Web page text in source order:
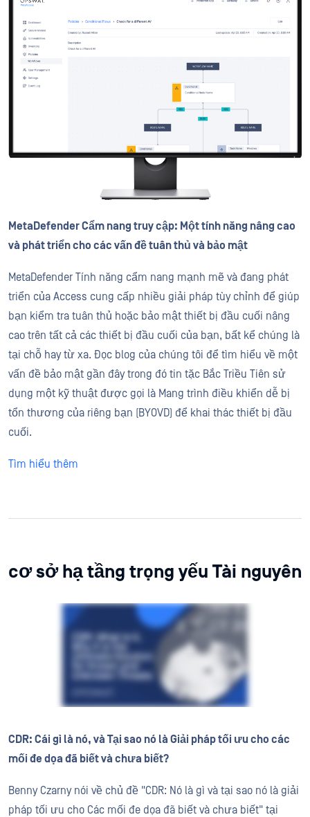
MetaDefender Cẩm nang truy cập: Một tính năng nâng cao
và phát triển cho các vấn đề tuân thủ và bảo mật
MetaDefender Tính năng cẩm nang mạnh mẽ và đang phát
triển của Access cung cấp nhiều giải pháp tùy chỉnh để giúp
bạn kiểm tra tuân thủ hoặc bảo mật thiết bị đầu cuối nâng
cao trên tất cả các thiết bị đầu cuối của bạn, bất kể chúng là
tại chỗ hay từ xa. Đọc blog của chúng tôi để tìm hiểu về một
vấn đề bảo mật gần đây trong đó tin tặc Bắc Triều Tiên sử
dụng một kỹ thuật được gọi là Mang trình điều khiển dễ bị
tổn thương của riêng bạn (BYOVD) để khai thác thiết bị đầu
cuối.
Tìm hiểu thêm
cơ sở hạ tầng trọng yếu Tài nguyên
CDR: Cái gì là nó, và Tại sao nó là Giải pháp tối ưu cho các
mối đe dọa đã biết và chưa biết?
Benny Czarny nói về chủ đề "CDR: Nó là gì và tại sao nó là giải
pháp tối ưu cho Các mối đe dọa đã biết và chưa biết" tại